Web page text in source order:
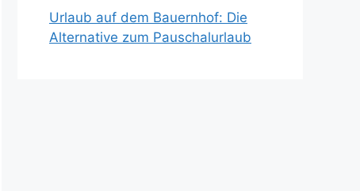
Urlaub auf dem Bauernhof: Die
Alternative zum Pauschalurlaub